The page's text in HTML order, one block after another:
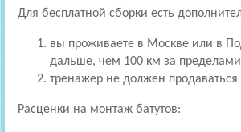
Для бесплатной сборки есть
вы проживаете в Москве или в
дальше, чем 100 км за
тренажер не должен продаваться
Расценки на монтаж батутов: